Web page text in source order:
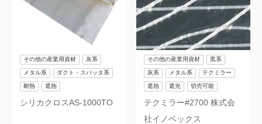
シリカクロスAS-1000TO
その他の産業用資材 灰系
メタル系 ダクト・スパッタ系
耐熱 遮熱
テクミラー#2700 株式会
社イノベックス
その他の産業用資材 黒系
灰系 メタル系 テクミラー
遮熱 遮光 切売可能